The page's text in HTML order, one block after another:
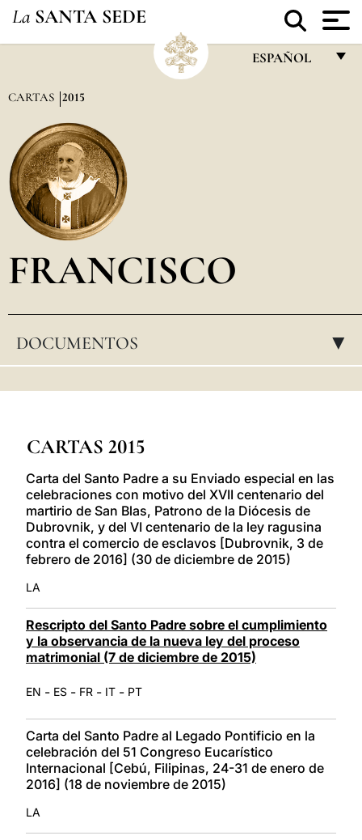
La SANTA SEDE
ESPAÑOL
العربيّة
CARTAS 2015
FRANCISCO
DOCUMENTOS ▸
CARTAS 2015
Carta del Santo Padre a su Enviado especial en las
celebraciones con motivo del XVII centenario del
martirio de San Blas, Patrono de la Diócesis de
Dubrovnik, y del VI centenario de la ley ragusina
contra el comercio de esclavos [Dubrovnik, 3 de
febrero de 2016] (30 de diciembre de 2015)
LA
Rescripto del Santo Padre sobre el cumplimiento
y la observancia de la nueva ley del proceso
matrimonial (7 de diciembre de 2015)
EN - ES - FR - IT - PT
Carta del Santo Padre al Legado Pontificio en la
celebración del 51 Congreso Eucarístico
Internacional [Cebú, Filipinas, 24-31 de enero de
2016] (18 de noviembre de 2015)
LA